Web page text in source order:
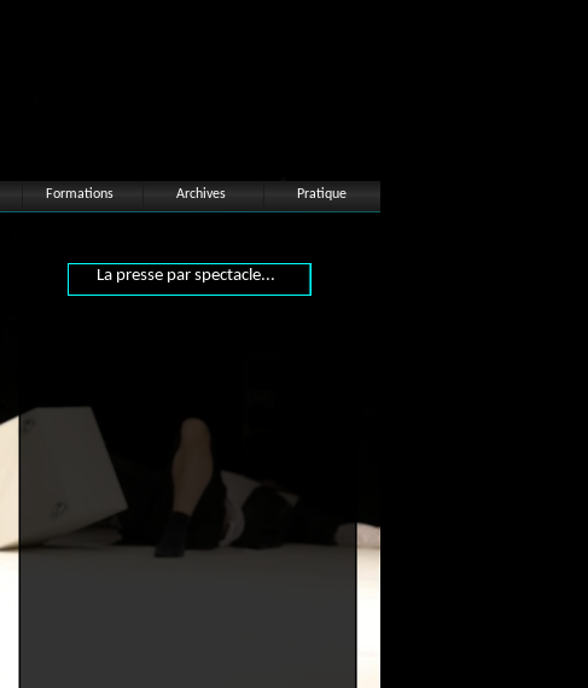
La presse par spectacle...
Formations Archives Pratique